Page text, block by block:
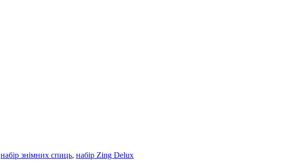
набір знімних спиць, набір Zing Delux